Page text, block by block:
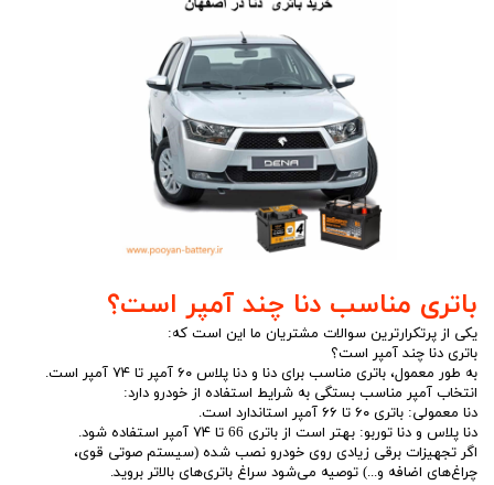
باتری مناسب دنا چند آمپر است؟
یکی از پرتکرارترین سوالات مشتریان ما این است که:
باتری دنا چند آمپر است؟
به طور معمول، باتری مناسب برای دنا و دنا پلاس ۶۰ آمپر تا ۷۴ آمپر است.
انتخاب آمپر مناسب بستگی به شرایط استفاده از خودرو دارد:
دنا معمولی: باتری ۶۰ تا ۶۶ آمپر استاندارد است.
دنا پلاس و دنا توربو: بهتر است از باتری 66 تا ۷۴ آمپر استفاده شود.
اگر تجهیزات برقی زیادی روی خودرو نصب شده (سیستم صوتی قوی،
چراغ‌های اضافه و...) توصیه می‌شود سراغ باتری‌های بالاتر بروید.